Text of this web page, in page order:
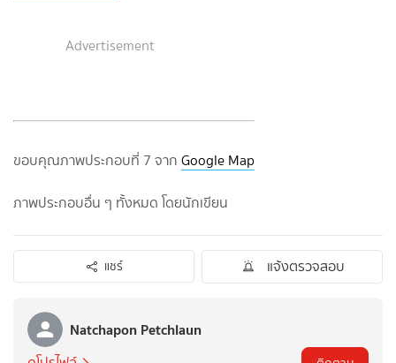
Advertisement
ขอบคุณภาพประกอบที่ 7 จาก Google Map
ภาพประกอบอื่น ๆ ทั้งหมด โดยนักเขียน
แชร์ แจ้งตรวจสอบ
Natchapon Petchlaun